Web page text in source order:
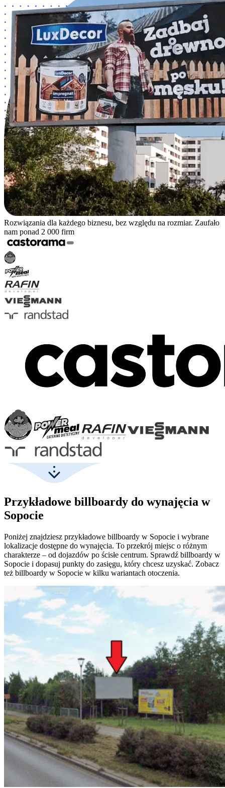
Rozwiązania dla każdego biznesu, bez względu na rozmiar. Zaufało
nam ponad 2 000 firm
Przykładowe billboardy do wynajęcia w
Sopocie
Poniżej znajdziesz przykładowe billboardy w Sopocie i wybrane
lokalizacje dostępne do wynajęcia. To przekrój miejsc o różnym
charakterze – od dojazdów po ścisłe centrum. Sprawdź billboardy w
Sopocie i dopasuj punkty do zasięgu, który chcesz uzyskać. Zobacz
też billboardy w Sopocie w kilku wariantach otoczenia.